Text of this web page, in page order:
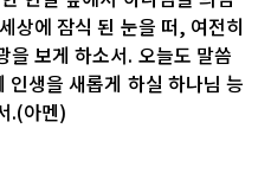
상에 잠식 된 눈을 떠, 여전히
을 보게 하소서. 오늘도 말씀
생을 새롭게 하실 하나님 능
.(아멘)